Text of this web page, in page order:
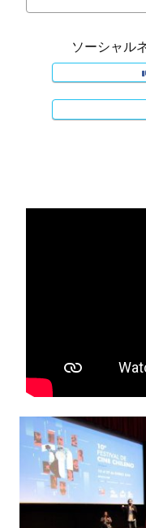
ソーシャル